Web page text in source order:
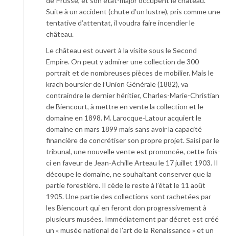
Suite à un accident (chute d’un lustre), pris comme une
tentative d’attentat, il voudra faire incendier le
château.
Le château est ouvert à la visite sous le Second
Empire. On peut y admirer une collection de 300
portrait et de nombreuses pièces de mobilier. Mais le
krach boursier de l’Union Générale (1882), va
contraindre le dernier héritier, Charles-Marie-Christian
de Biencourt, à mettre en vente la collection et le
domaine en 1898. M. Larocque-Latour acquiert le
domaine en mars 1899 mais sans avoir la capacité
financière de concrétiser son propre projet. Saisi par le
tribunal, une nouvelle vente est prononcée, cette fois-
ci en faveur de Jean-Achille Arteau le 17 juillet 1903. Il
découpe le domaine, ne souhaitant conserver que la
partie forestière. Il cède le reste à l’état le 11 août
1905. Une partie des collections sont rachetées par
les Biencourt qui en feront don progressivement à
plusieurs musées. Immédiatement par décret est créé
un « musée national de l’art de la Renaissance » et un